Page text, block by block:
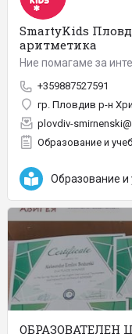
SmartyKids
аритметика
+359887527591
гр. Пловдив р-н
plovdiv-
Образование и
Образование и
ОБРАЗОВАТЕЛЕН